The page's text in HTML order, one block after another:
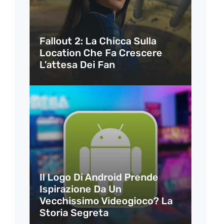
Fallout 2: La Chicca Sulla
Location Che Fa Crescere
L’attesa Dei Fan
Il Logo Di Android Prende
Ispirazione Da Un
Vecchissimo Videogioco? La
Storia Segreta